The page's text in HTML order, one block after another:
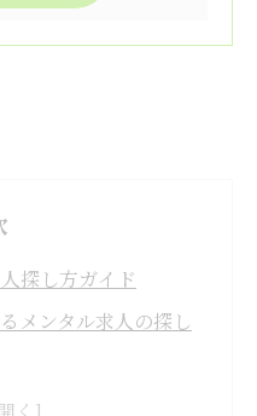
探し方ガイド
メンタル求人の探し
歓迎求人を見極める